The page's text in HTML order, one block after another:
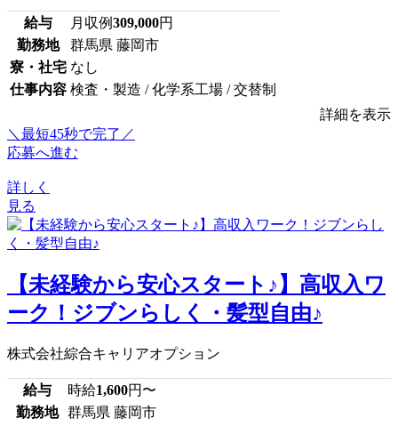
給与 月収例309,000円
勤務地
群馬県 藤岡市
寮・社宅 なし
仕事内容 検査・製造 / 化学系工場 / 交替制
詳細を表示
＼最短45秒で完了／
応募へ進む
詳しく
見る
【未経験から安心スタート♪】高収入ワ
ーク！ジブンらしく・髪型自由♪
株式会社綜合キャリアオプション
給与 時給1,600円〜
勤務地
群馬県 藤岡市